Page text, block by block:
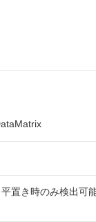
置き時のみ検出可